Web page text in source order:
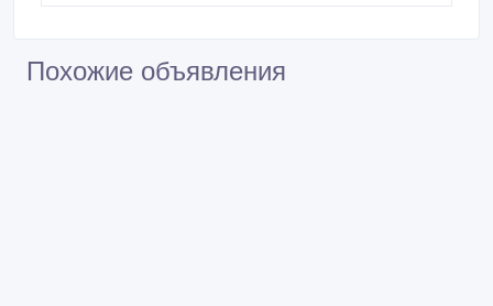
Похожие объявления